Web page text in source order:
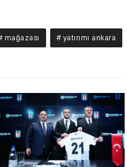
mağazası # yatırımı ankara